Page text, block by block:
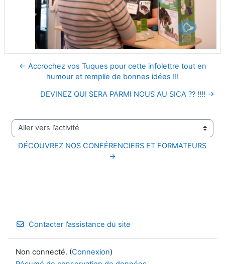
← Accrochez vos Tuques pour cette infolettre tout en
humour et remplie de bonnes idées !!!
DEVINEZ QUI SERA PARMI NOUS AU SICA ?? !!!! →
Aller vers l’activité
DÉCOUVREZ NOS CONFÉRENCIERS ET FORMATEURS
→
Contacter l’assistance du site
Non connecté. (Connexion)